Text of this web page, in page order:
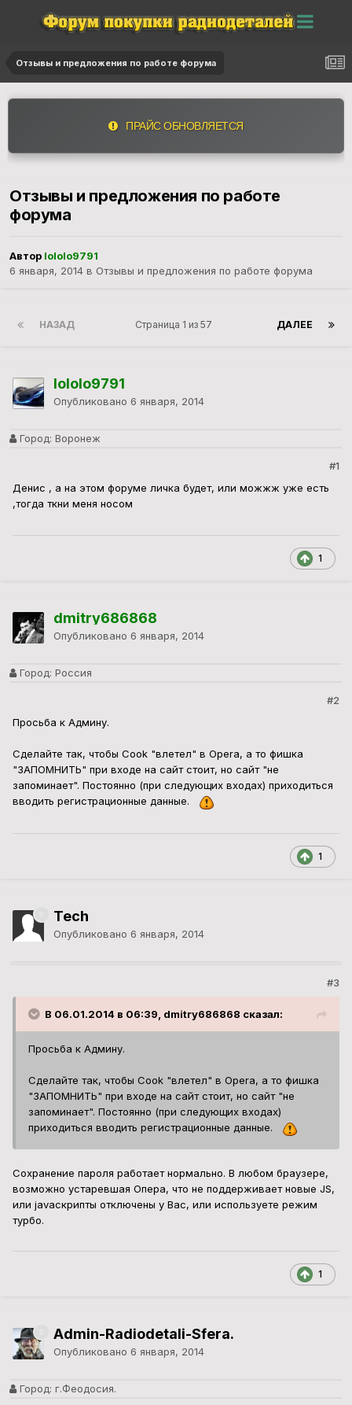
Отзывы и предложения по работе форума
ПРАЙС ОБНОВЛЯЕТСЯ
Отзывы и предложения по работе
форума
Автор lololo9791
6 января, 2014 в Отзывы и предложения по работе форума
НАЗАД ДАЛЕЕ
Страница 1 из 57
lololo9791
Опубликовано 6 января, 2014
Город: Воронеж
#1
Денис , а на этом форуме личка будет, или можжж уже есть
,тогда ткни меня носом
1
dmitry686868
Опубликовано 6 января, 2014
Город: Россия
#2
Просьба к Админу.
Сделайте так, чтобы Cook "влетел" в Opera, а то фишка
"ЗАПОМНИТЬ" при входе на сайт стоит, но сайт "не
запоминает". Постоянно (при следующих входах) приходиться
вводить регистрационные данные.
1
Tech
Опубликовано 6 января, 2014
#3
В 06.01.2014 в 06:39, dmitry686868 сказал:
Просьба к Админу.
Сделайте так, чтобы Cook "влетел" в Opera, а то фишка
"ЗАПОМНИТЬ" при входе на сайт стоит, но сайт "не
запоминает". Постоянно (при следующих входах)
приходиться вводить регистрационные данные.
Сохранение пароля работает нормально. В любом браузере,
возможно устаревшая Опера, что не поддерживает новые JS,
или javaскрипты отключены у Вас, или используете режим
турбо.
1
Admin-Radiodetali-Sfera.
Опубликовано 6 января, 2014
Город: г.Феодосия.